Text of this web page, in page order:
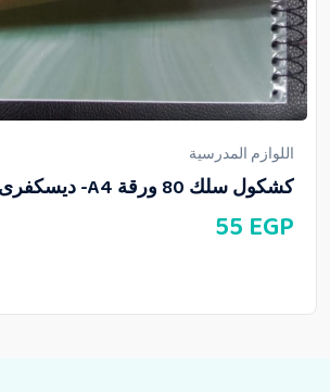
اللوازم المدرسية
كشكول سلك 80 ورقة A4- ديسكفرى
55 EGP